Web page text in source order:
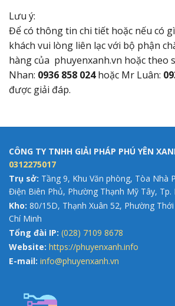
Lưu ý:
Để có thông tin chi tiết hoặc nếu có
khách vui lòng liên lạc với bộ phận
hàng của phuyenxanh.vn hoặc theo
Nhan: 0936 858 024hoặc Mr Luân:
được giải đáp.
CÔNG TY TNHH GIẢI PHÁP PHÚ YÊN
0312275017
Trụ sở: Tầng 9, Khu Văn phòng, Tòa Nhà
Điện Biên Phủ, Phường Thạnh Mỹ Tây, Tp.
Kho: 80/15D, Thạnh Xuân 52, Phường
Chí Minh
Tổng đài IP: (028) 7109 8678
Website: https://phuyenxanh.info
E-mail: info@phuyenxanh.vn